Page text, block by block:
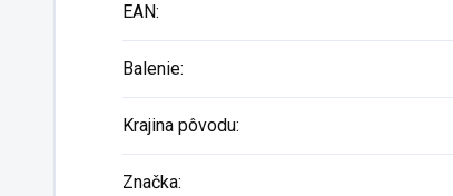
EAN:
Balenie:
Krajina pôvodu:
Značka: